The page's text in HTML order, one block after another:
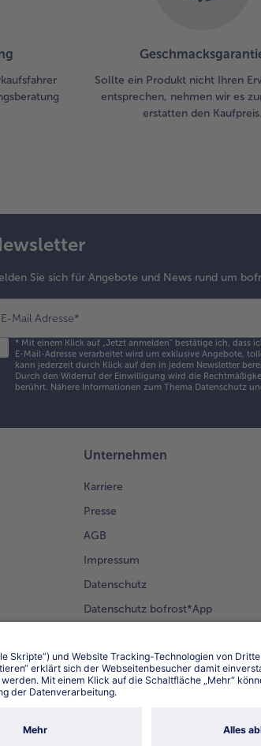
Sollte ein Produkt nicht Ihren
entsprechen, nehmen wir es
erstatten den Kaufpreis.
Sie sich für Angebote und News rund um
E-Mail Adresse*
*Mit einem Klick auf „Jetzt anmelden" bestätige ich, dass
E-Mail-Adresse verarbeitet wird um exklusive Angebote,
kann jederzeit durch Klick auf den in jedem Newsletter
Durch den Widerruf der Einwilligung wird die
berührt. Nähere Informationen zum Thema Datenschutz
Unternehmen
Karriere
Presse
AGB
Impressum
Datenschutz
Datenschutz bofrost*App